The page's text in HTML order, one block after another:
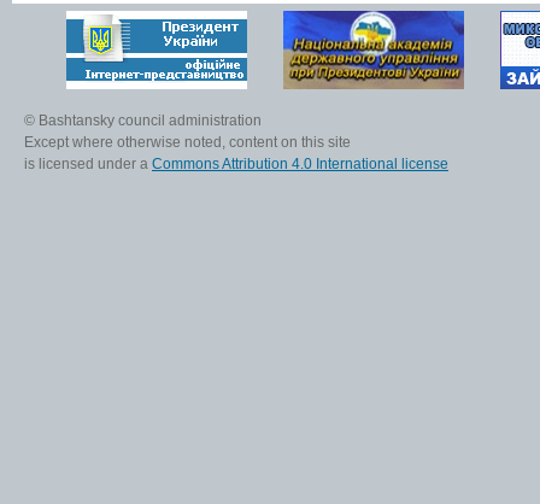
© Bashtansky council administration
Except where otherwise noted, content on this site
is licensed under a Commons Attribution 4.0 International license